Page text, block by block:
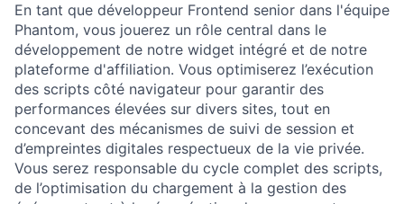
En tant que développeur Frontend senior dans l'équipe
Phantom, vous jouerez un rôle central dans le
développement de notre widget intégré et de notre
plateforme d'affiliation. Vous optimiserez l’exécution
des scripts côté navigateur pour garantir des
performances élevées sur divers sites, tout en
concevant des mécanismes de suivi de session et
d’empreintes digitales respectueux de la vie privée.
Vous serez responsable du cycle complet des scripts,
de l’optimisation du chargement à la gestion des